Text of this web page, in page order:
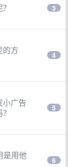
3
的方
4
小广告
5
是用他
6